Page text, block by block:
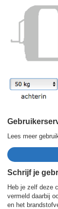
Lees meer
Schrijf je
Heb je zelf deze
vermeld daarbij
en het